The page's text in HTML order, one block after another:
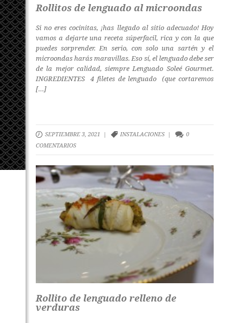
Rollitos de lenguado al microondas
Si no eres cocinitas, ¡has llegado al sitio adecuado! Hoy
vamos a dejarte una receta súperfacil, rica y con la que
puedes sorprender. En serio, con solo una sartén y el
microondas harás maravillas. Eso sí, el lenguado debe ser
de la mejor calidad, siempre Lenguado Soleé Gourmet.
INGREDIENTES 4 filetes de lenguado (que cortaremos
[…]
SEPTIEMBRE 3, 2021 | INSTALACIONES |
0
COMENTARIOS
Rollito de lenguado relleno de
verduras